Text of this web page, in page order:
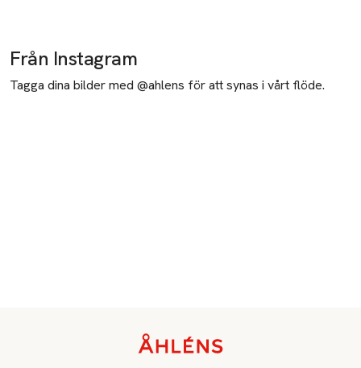
Från Instagram
Tagga dina bilder med @ahlens för att synas i vårt flöde.